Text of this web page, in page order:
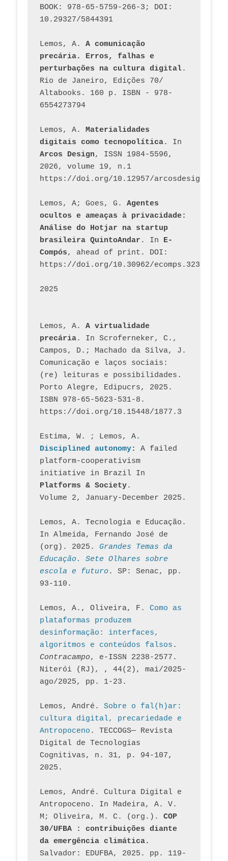
BOOK: 978-65-5759-266-3; DOI:
10.29327/5844391
Lemos, A. A comunicação
precária. Erros, falhas e
perturbações na cultura digital.
Rio de Janeiro, Edições 70/
Altabooks. 160 p. ISBN - 978-
6554273794
Lemos, A. Materialidades
digitais como tecnopolítica
Arcos Design, ISSN 1984-5596,
2026, volume 19, n.1
https://doi.org/10.12957/
Lemos, A; Goes, G. Agentes
ocultos e ameaças à privacidade:
Análise do Hotjar na startup
brasileira QuintoAndar . In E-
Compós, ahead of print. DOI:
https://doi.org/10.30962/ecomps.3231
2025
Lemos, A. A virtualidade
precária. In Scroferneker, C.,
Campos, D.; Machado da Silva, J.
Comunicação e laços sociais:
(re) leituras e possibilidades.
Porto Alegre, Edipucrs, 2025.
ISBN 978-65-5623-531-8.
https://doi.org/10.15448/1877.3
Estima, W. ; Lemos, A.
Disciplined autonomy: A failed
platform-cooperativism
initiative in Brazil In
Platforms & Society.
Volume 2, January-December 2025.
Lemos, A. Tecnologia e Educação.
In Almeida, Fernando José de
(org). 2025. Grandes Temas da
Educação. Sete Olhares sobre
escola e futuro. SP: Senac, pp.
93-110.
Lemos, A., Oliveira, F. Como as
plataformas produzem
desinformação: interfaces,
algoritmos e conteúdos falsos
Contracampo, e-ISSN 2238-2577.
Niterói (RJ), , 44(2), mai/2025-
ago/2025, pp. 1-23.
Lemos, André. Sobre o fal(h)ar:
cultura digital, precariedade e
Antropoceno . TECCOGS— Revista
Digital de Tecnologias
Cognitivas, n. 31, p. 94-107,
2025.
Lemos, André. Cultura Digital e
Antropoceno. In Madeira, A. V.
M; Oliveira, M. C. (org.). COP
30/UFBA : contribuições diante
da emergência climática.
Salvador: EDUFBA, 2025. pp. 119-